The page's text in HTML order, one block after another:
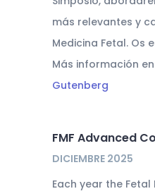
más relevantes y
Medicina Fetal. Os
Más información
Gutenberg
FMF Advanced
DICIEMBRE 2025
Each year the